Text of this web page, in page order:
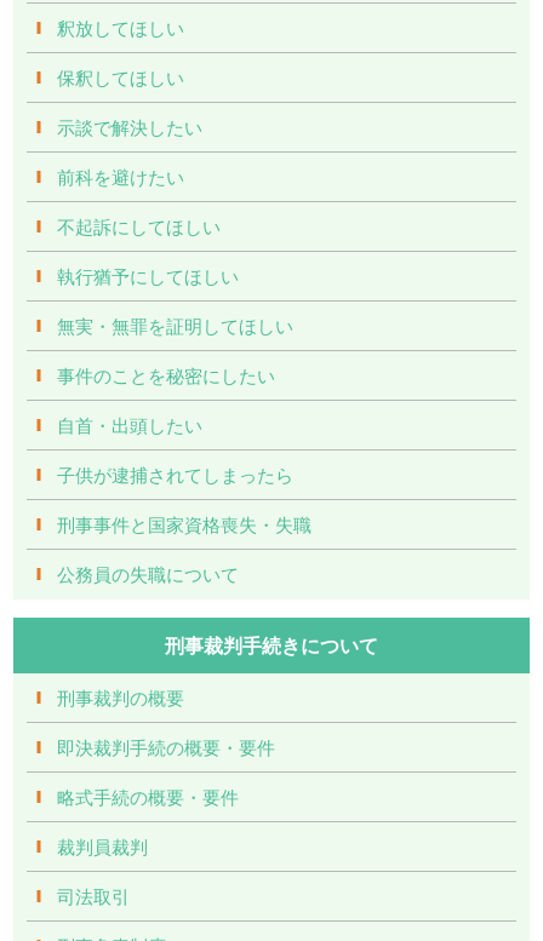
釈放してほしい
保釈してほしい
示談で解決したい
前科を避けたい
不起訴にしてほしい
執行猶予にしてほしい
無実・無罪を証明してほしい
事件のことを秘密にしたい
自首・出頭したい
子供が逮捕されてしまったら
刑事事件と国家資格喪失・失職
公務員の失職について
刑事裁判手続きについて
刑事裁判の概要
即決裁判手続の概要・要件
略式手続の概要・要件
裁判員裁判
司法取引